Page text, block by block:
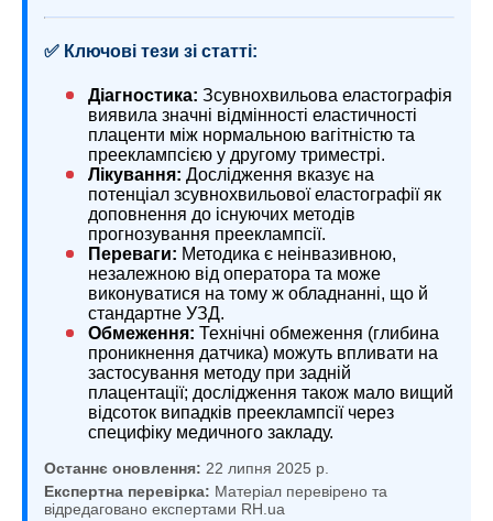
✅ Ключові тези зі статті:
Діагностика: Зсувнохвильова еластографія
виявила значні відмінності еластичності
плаценти між нормальною вагітністю та
прееклампсією у другому триместрі.
Лікування: Дослідження вказує на
потенціал зсувнохвильової еластографії як
доповнення до існуючих методів
прогнозування прееклампсії.
Переваги: Методика є неінвазивною,
незалежною від оператора та може
виконуватися на тому ж обладнанні, що й
стандартне УЗД.
Обмеження: Технічні обмеження (глибина
проникнення датчика) можуть впливати на
застосування методу при задній
плацентації; дослідження також мало вищий
відсоток випадків прееклампсії через
специфіку медичного закладу.
Останнє оновлення: 22 липня 2025 р.
Експертна перевірка: Матеріал перевірено та
відредаговано експертами RH.ua